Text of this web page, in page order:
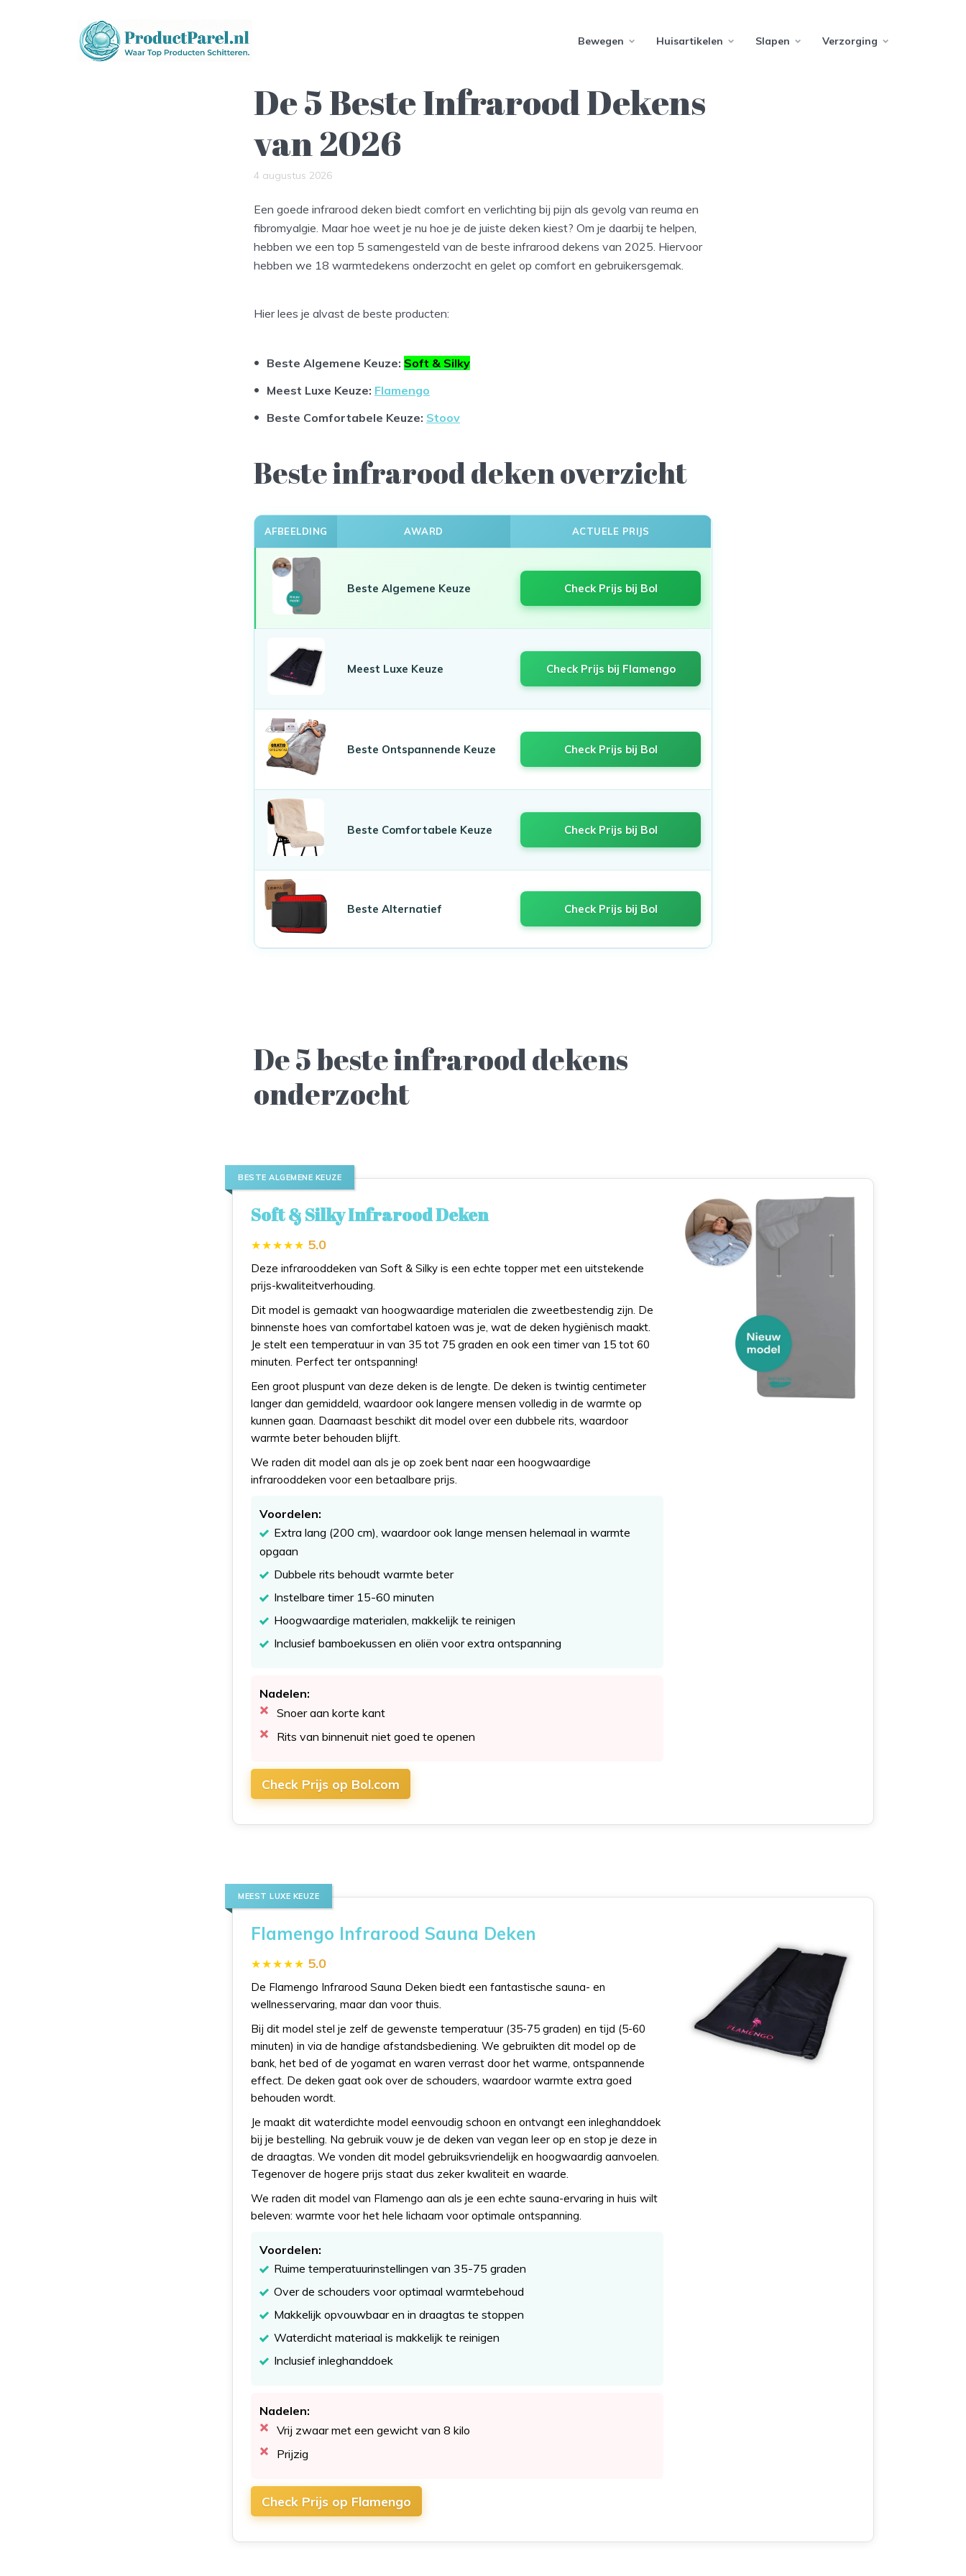
Bewegen Huisartikelen Slapen Verzorging
De 5 Beste Infrarood Dekens
van 2026
4 augustus 2026
Een goede infrarood deken biedt comfort en verlichting bij pijn als gevolg van reuma en
fibromyalgie. Maar hoe weet je nu hoe je de juiste deken kiest? Om je daarbij te helpen,
hebben we een top 5 samengesteld van de beste infrarood dekens van 2025. Hiervoor
hebben we 18 warmtedekens onderzocht en gelet op comfort en gebruikersgemak.
Hier lees je alvast de beste producten:
Beste Algemene Keuze: Soft & Silky
Meest Luxe Keuze: Flamengo
Beste Comfortabele Keuze: Stoov
Beste infrarood deken overzicht
AFBEELDING AWARD ACTUELE PRIJS
Beste Algemene Keuze Check Prijs bij Bol
Meest Luxe Keuze Check Prijs bij Flamengo
Beste Ontspannende Keuze Check Prijs bij Bol
Beste Comfortabele Keuze Check Prijs bij Bol
Beste Alternatief Check Prijs bij Bol
De 5 beste infrarood dekens
onderzocht
BESTE ALGEMENE KEUZE
Soft & Silky Infrarood Deken
5.0
Deze infrarooddeken van Soft & Silky is een echte topper met een uitstekende
prijs-kwaliteitverhouding.
Dit model is gemaakt van hoogwaardige materialen die zweetbestendig zijn. De
binnenste hoes van comfortabel katoen was je, wat de deken hygiënisch maakt.
Je stelt een temperatuur in van 35 tot 75 graden en ook een timer van 15 tot 60
minuten. Perfect ter ontspanning!
Een groot pluspunt van deze deken is de lengte. De deken is twintig centimeter
langer dan gemiddeld, waardoor ook langere mensen volledig in de warmte op
kunnen gaan. Daarnaast beschikt dit model over een dubbele rits, waardoor
warmte beter behouden blijft.
We raden dit model aan als je op zoek bent naar een hoogwaardige
infrarooddeken voor een betaalbare prijs.
Voordelen:
Extra lang (200 cm), waardoor ook lange mensen helemaal in warmte
opgaan
Dubbele rits behoudt warmte beter
Instelbare timer 15-60 minuten
Hoogwaardige materialen, makkelijk te reinigen
Inclusief bamboekussen en oliën voor extra ontspanning
Nadelen:
Snoer aan korte kant
Rits van binnenuit niet goed te openen
Check Prijs op Bol.com
MEEST LUXE KEUZE
Flamengo Infrarood Sauna Deken
5.0
De Flamengo Infrarood Sauna Deken biedt een fantastische sauna- en
wellnesservaring, maar dan voor thuis.
Bij dit model stel je zelf de gewenste temperatuur (35-75 graden) en tijd (5-60
minuten) in via de handige afstandsbediening. We gebruikten dit model op de
bank, het bed of de yogamat en waren verrast door het warme, ontspannende
effect. De deken gaat ook over de schouders, waardoor warmte extra goed
behouden wordt.
Je maakt dit waterdichte model eenvoudig schoon en ontvangt een inleghanddoek
bij je bestelling. Na gebruik vouw je de deken van vegan leer op en stop je deze in
de draagtas. We vonden dit model gebruiksvriendelijk en hoogwaardig aanvoelen.
Tegenover de hogere prijs staat dus zeker kwaliteit en waarde.
We raden dit model van Flamengo aan als je een echte sauna-ervaring in huis wilt
beleven: warmte voor het hele lichaam voor optimale ontspanning.
Voordelen:
Ruime temperatuurinstellingen van 35-75 graden
Over de schouders voor optimaal warmtebehoud
Makkelijk opvouwbaar en in draagtas te stoppen
Waterdicht materiaal is makkelijk te reinigen
Inclusief inleghanddoek
Nadelen:
Vrij zwaar met een gewicht van 8 kilo
Prijzig
Check Prijs op Flamengo